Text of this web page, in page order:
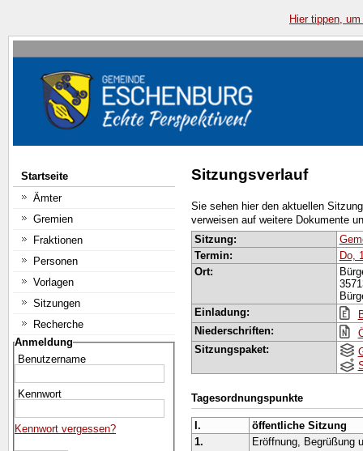
Hier tippen,
Startseite
Ämter
Gremien
Fraktionen
Personen
Vorlagen
Sitzungen
Recherche
Anmeldung
Benutzername
Kennwort
Kennwort vergessen?
Sitzungsverlauf
Sie sehen hier den aktuellen
verweisen auf weitere Dokumente
Sitzung:
Termin:
Do,
Ort:
Einladung:
Niederschriften:
Sitzungspaket:
Tagesordnungspunkte
I.
öffentliche Sitzung
1.
Eröffnung, Begrüßung